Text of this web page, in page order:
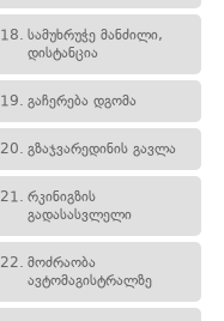
18. სამუხრუჭე მანძილი,
დისტანცია
19. გაჩერება დგომა
20. გზაჯვარედინის გავლა
21. რკინიგზის
გადასასვლელი
22. მოძრაობა
ავტომაგისტრალზე